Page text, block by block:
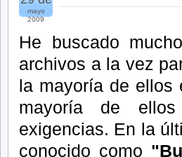
mayo
2009
He buscado
archivos a la vez
la mayoría de
mayoría de
exigencias. En la
conocido como